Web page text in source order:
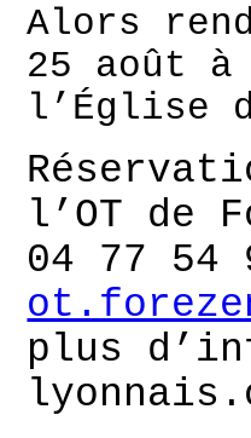
Alors
25 août à
l’Église
l’OT de
04 77 54
plus